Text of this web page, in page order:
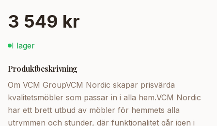
3 549 kr
I lager
Produktbeskrivning
Om VCM GroupVCM Nordic skapar prisvärda
kvalitetsmöbler som passar in i alla hem.VCM Nordic
har ett brett utbud av möbler för hemmets alla
utrymmen och stunder, där funktionalitet går igen i